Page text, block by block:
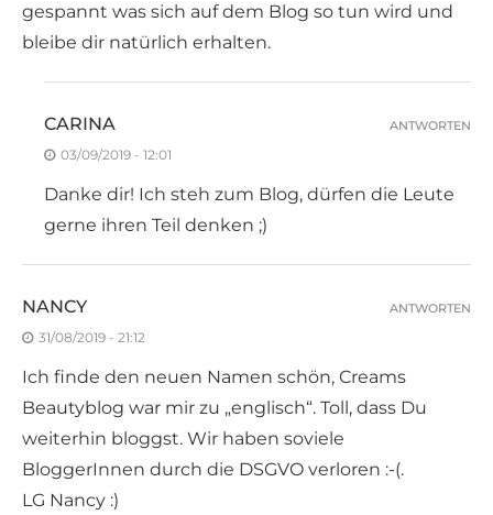
gespannt was sich auf dem Blog so tun wird und
bleibe dir natürlich erhalten.
CARINA
03/09/2019 - 12:01
Danke dir! Ich steh zum Blog, dürfen die Leute
gerne ihren Teil denken ;)
ANTWORTEN
NANCY
31/08/2019 - 21:12
Ich finde den neuen Namen schön, Creams
Beautyblog war mir zu „englisch“. Toll, dass Du
weiterhin bloggst. Wir haben soviele
BloggerInnen durch die DSGVO verloren :-(.
LG Nancy :)
ANTWORTEN